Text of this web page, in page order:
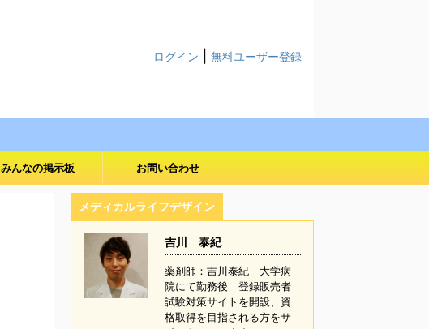
ログイン 無料ユーザー登録
みんなの掲示板 お問い合わせ
メディカルライフデザイン
吉川 泰紀
薬剤師：吉川泰紀 大学病
院にて勤務後 登録販売者
試験対策サイトを開設、資
格取得を目指される方をサ